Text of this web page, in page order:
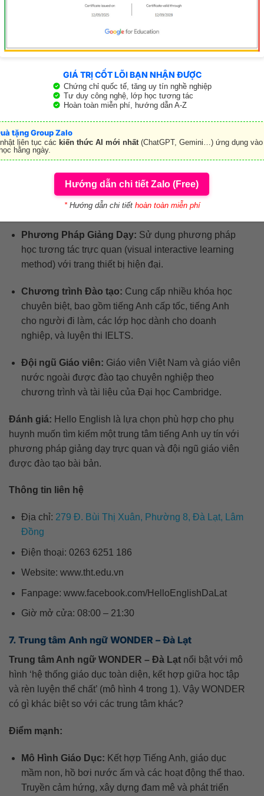
Website: www.dalatenglish.edu.vn
Fanpage: www.facebook.com/dalatenglishschool
Youtube: www.youtube.com/@DalatEnglishCenter
Giờ mở cửa: 8:00 – 21:00
6. Trung tâm Anh ngữ Hello (Hello English
Trung Tâm Anh Ngữ Hello (Hello English Language
Center) tại Đà Lạt được biết đến với chất lượng và
từ 4 đến 15 tuổi. Vậy Hello English có gì đặc biệt?
Phương Pháp Giảng Dạy: Sử dụng phương pháp
học tương tác trực quan (visual interactive learning
method) với trang thiết bị hiện đại.
Chương trình Đào tạo: Cung cấp nhiều khóa học
chuyên biệt, bao gồm tiếng Anh cấp tốc, tiếng Anh
cho người đi làm, các lớp học dành cho doanh
nghiệp, và luyện thi IELTS.
Đội ngũ Giáo viên: Giáo viên Việt Nam và giáo viên
nước ngoài được đào tạo chuyên nghiệp theo
chương trình và tài liệu của Đại học Cambridge.
Đánh giá: Hello English là lựa chọn phù hợp cho phụ
huynh muốn tìm kiếm một trung tâm tiếng Anh uy tín với
phương pháp giảng dạy trực quan và đội ngũ giáo viên
được đào tạo bài bản.
Thông tin liên hệ
Địa chỉ: 279 Đ. Bùi Thị Xuân, Phường 8, Đà Lạt, Lâm
Đồng
Điện thoại: 0263 6251 186
Website: www.tht.edu.vn
Fanpage: www.facebook.com/HelloEnglishDaLat
Giờ mở cửa: 08:00 – 21:30
7. Trung tâm Anh ngữ WONDER – Đà Lạt
Trung tâm Anh ngữ WONDER – Đà Lạt nổi bật với mô
hình ‘hệ thống giáo dục toàn diện, kết hợp giữa học tập
và rèn luyện thể chất’ (mô hình 4 trong 1). Vậy WONDER
có gì khác biệt so với các trung tâm khác?
Điểm mạnh:
Mô Hình Giáo Dục: Kết hợp Tiếng Anh, giáo dục
mầm non, hồ bơi nước ấm và các hoạt động thể thao.
Truyền cảm hứng, xây dựng đam mê và phát triển
GIÁ TRỊ CỐT LÕI BẠN NHẬN ĐƯỢC
Chứng chỉ quốc tế, tăng uy tín nghề nghiệp
Tư duy công nghệ, lớp học tương tác
Hoàn toàn miễn phí, hướng dẫn A-Z
tặng Group Zalo
liên tục các kiến thức AI mới nhất(ChatGPT, Gemini…) ứng dụng
hằng ngày.
Hướng dẫn chi tiết Zalo (Free)
* Hướng dẫn chi tiết hoàn toàn miễn phí